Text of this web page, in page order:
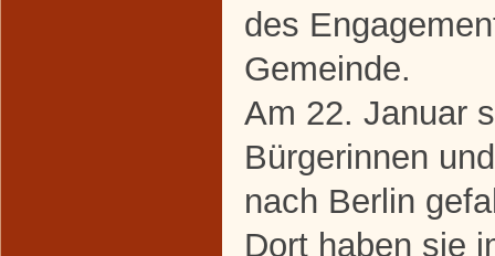
des
Gemeinde.
Am 22. Januar
Bürgerinnen
nach Berlin
Dort haben sie